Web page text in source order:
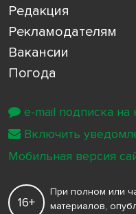
Редакция
Рекламодателям
Вакансии
Погода
16+
При полном или
материалов,
e-mail подписка на
Включить
Мобильная версия